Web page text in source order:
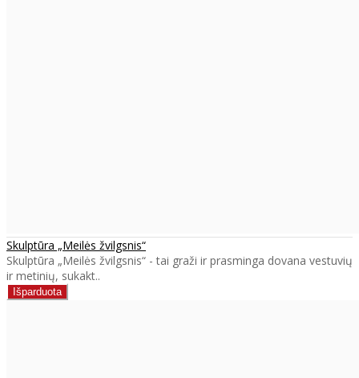
Skulptūra „Meilės žvilgsnis“
Skulptūra „Meilės žvilgsnis“ - tai graži ir prasminga dovana vestuvių
ir metinių, sukakt..